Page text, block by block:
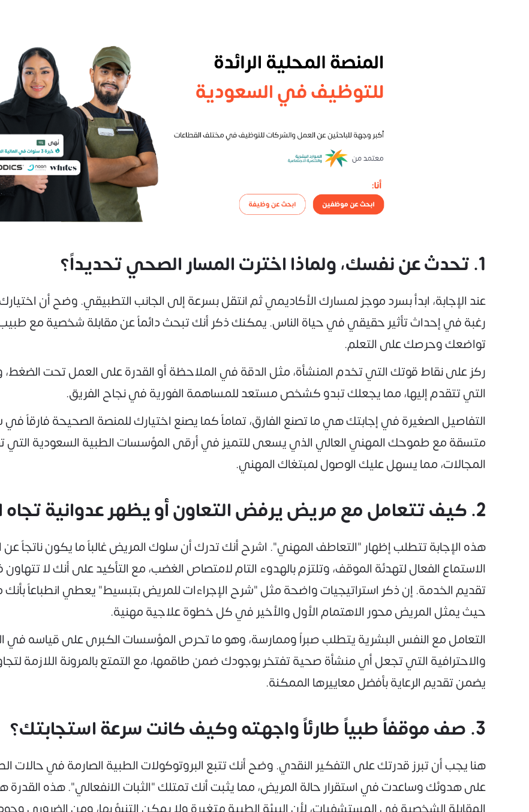
1. تحدث عن نفسك، ولماذا اخترت المسار الصحي تحديداً؟
عند الإجابة، ابدأ بسرد موجز لمسارك الأكاديمي ثم انتقل بسرعة إلى الجانب التطبيقي. وضح أن
رغبة في إحداث تأثير حقيقي في حياة الناس. يمكنك ذكر أنك تبحث دائماً عن مقابلة شخصية مع
تواضعك وحرصك على التعلم.
ركز على نقاط قوتك التي تخدم المنشأة، مثل الدقة في الملاحظة أو القدرة على العمل تحت
التي تتقدم إليها، مما يجعلك تبدو كشخص مستعد للمساهمة الفورية في نجاح الفريق.
التفاصيل الصغيرة في إجابتك هي ما تصنع الفارق، تماماً كما يصنع اختيارك للمنصة الصحيحة فارقاً
متسقة مع طموحك المهني العالي الذي يسعى للتميز في أرقى المؤسسات الطبية السعودية التي
المجالات، مما يسهل عليك الوصول لمبتغاك المهني.
2. كيف تتعامل مع مريض يرفض التعاون أو يظهر عدوانية تجاه الطاقم؟
هذه الإجابة تتطلب إظهار "التعاطف المهني". اشرح أنك تدرك أن سلوك المريض غالباً ما يكون ناتجاً
الاستماع الفعال لتهدئة الموقف، وتلتزم بالهدوء التام لامتصاص الغضب، مع التأكيد على أنك لا
تقديم الخدمة. إن ذكر استراتيجيات واضحة مثل "شرح الإجراءات للمريض بتبسيط" يعطي انطباعاً
حيث يمثل المريض محور الاهتمام الأول والأخير في كل خطوة علاجية مهنية.
التعامل مع النفس البشرية يتطلب صبراً وممارسة، وهو ما تحرص المؤسسات الكبرى على قياسه في
والاحترافية التي تجعل أي منشأة صحية تفتخر بوجودك ضمن طاقمها، مع التمتع بالمرونة اللازمة
يضمن تقديم الرعاية بأفضل معاييرها الممكنة.
3. صف موقفاً طبياً طارئاً واجهته وكيف كانت سرعة استجابتك؟
هنا يجب أن تبرز قدرتك على التفكير النقدي. وضح أنك تتبع البروتوكولات الطبية الصارمة في
على هدوئك وساعدت في استقرار حالة المريض، مما يثبت أنك تمتلك "الثبات الانفعالي". هذه